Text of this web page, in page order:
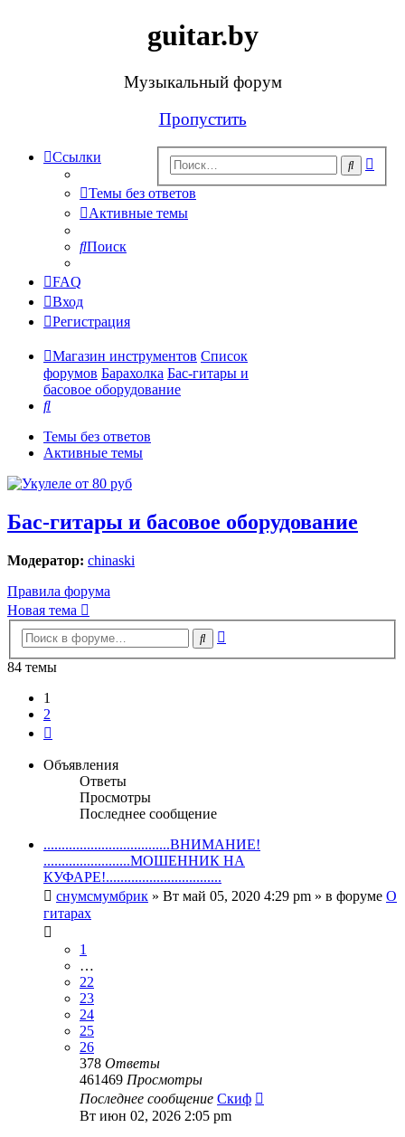
guitar.by
Музыкальный форум
Пропустить
Поиск
Ссылки
Темы без ответов
Активные темы
Поиск
FAQ
Вход
Регистрация
Магазин инструментов Список
форумов Барахолка Бас-гитары и
басовое оборудование
Поиск
Темы без ответов
Активные темы
Бас-гитары и басовое оборудование
Модератор: chinaski
Правила форума
Новая тема
Поиск
84 темы
1
2
Объявления
Ответы
Просмотры
Последнее сообщение
...................................ВНИМАНИЕ!
........................МОШЕННИК НА
КУФАРЕ!................................
снумсмумбрик » Вт май 05, 2020 4:29 pm » в форуме О
гитарах
1
…
22
23
24
25
26
378 Ответы
461469 Просмотры
Последнее сообщение Скиф
Вт июн 02, 2026 2:05 pm